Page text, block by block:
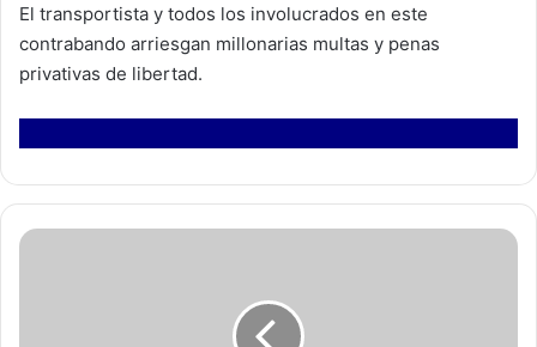
El transportista y todos los involucrados en este
contrabando arriesgan millonarias multas y penas
privativas de libertad.
S